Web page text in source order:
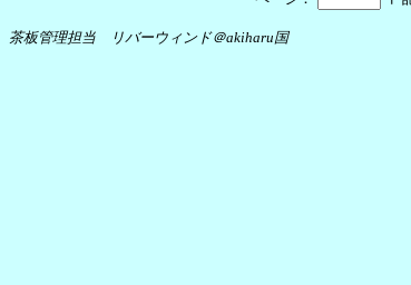
茶板管理担当 リバーウィンド＠akiharu国